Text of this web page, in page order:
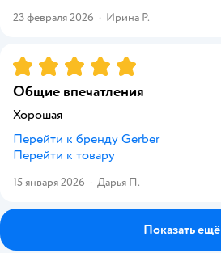
23 февраля 2026 · Ирина Р.
Рейтинг:5
Общие впечатления
Хорошая
Перейти к бренду Gerber
Перейти к товару
15 января 2026 · Дарья П.
Показать ещё